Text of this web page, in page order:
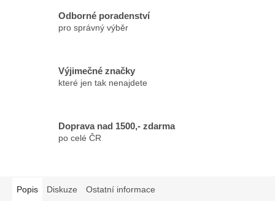
Odborné poradenství
pro správný výběr
Výjimečné značky
které jen tak nenajdete
Doprava nad 1500,- zdarma
po celé ČR
Popis Diskuze Ostatní informace